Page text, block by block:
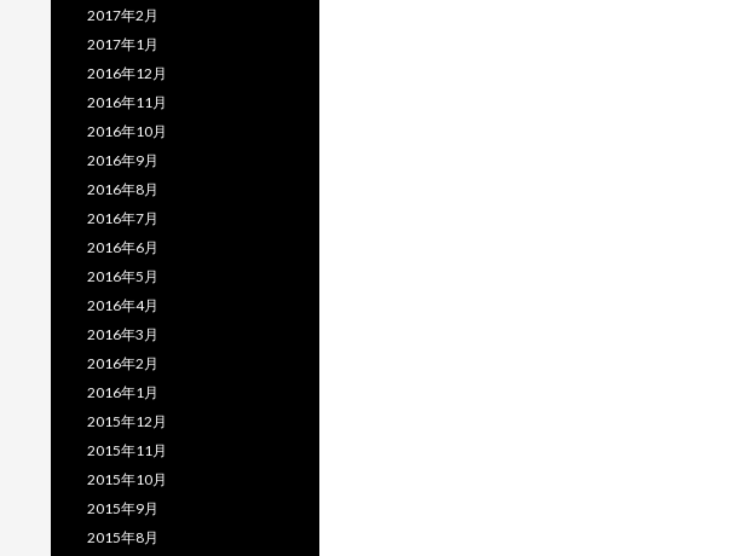
2017年2月
2017年1月
2016年12月
2016年11月
2016年10月
2016年9月
2016年8月
2016年7月
2016年6月
2016年5月
2016年4月
2016年3月
2016年2月
2016年1月
2015年12月
2015年11月
2015年10月
2015年9月
2015年8月